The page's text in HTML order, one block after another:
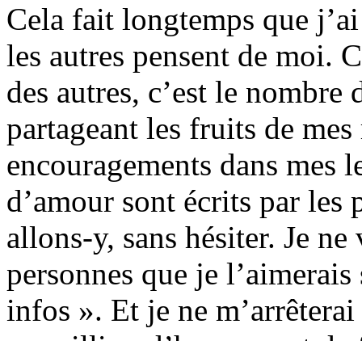
Cela fait longtemps que
les autres pensent de moi.
des autres, c’est le
partageant les fruits de
encouragements dans mes
d’amour sont écrits par les
allons-y, sans hésiter. Je
personnes que je
infos ». Et je ne